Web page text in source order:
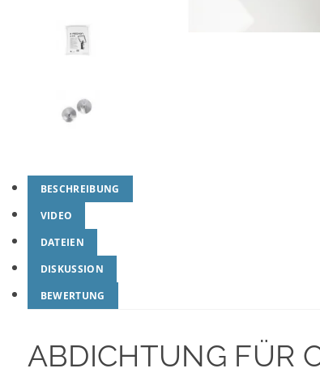
BESCHREIBUNG
VIDEO
DATEIEN
DISKUSSION
BEWERTUNG
ABDICHTUNG FÜR